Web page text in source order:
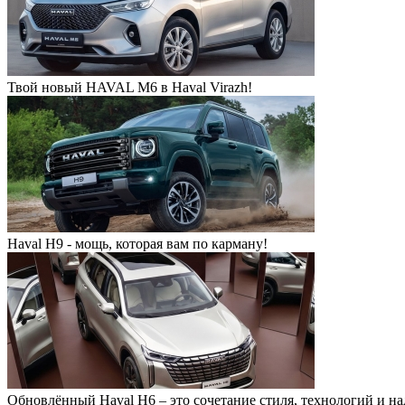
Твой новый HAVAL M6 в Haval Virazh!
Haval H9 - мощь, которая вам по карману!
Обновлённый Haval H6 – это сочетание стиля, технологий и